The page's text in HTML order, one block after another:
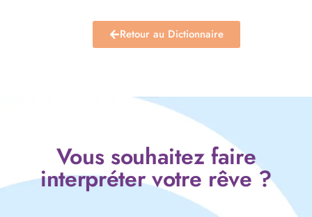
Retour au Dictionnaire
Vous souhaitez faire
interpréter votre rêve ?